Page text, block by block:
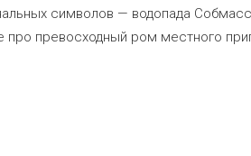
символов — водопада
про превосходный ром местного